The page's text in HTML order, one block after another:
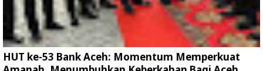
HUT ke-53 Bank Aceh: Momentum Memperkuat